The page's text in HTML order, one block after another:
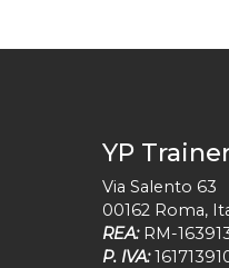
YP
Via Salento 63
00162 Roma,
REA: RM-
P. IVA: